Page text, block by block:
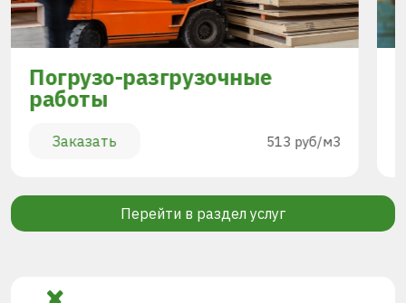
Погрузо-разгрузочные
работы
Заказать 513 руб/м3
Перейти в раздел услуг